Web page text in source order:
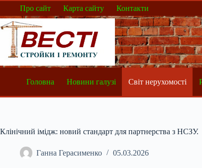
Перейти
вмісту
Про сайт Карта сайту Контакти
Головна Новини галузі Світ нерухомості
Клінічний імідж: новий стандарт для партнерства з НСЗУ.
Ганна Герасименко 05.03.2026